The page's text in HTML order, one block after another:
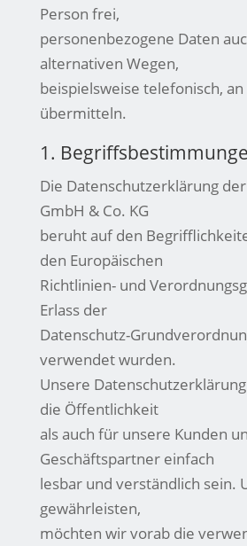
Person frei,
personenbezogene Daten
alternativen Wegen,
beispielsweise telefonisch, an
übermitteln.
1.
Die Datenschutzerklärung der
GmbH & Co. KG
beruht auf den
den Europäischen
Richtlinien- und
Erlass der
Datenschutz-
verwendet wurden.
Unsere
die Öffentlichkeit
als auch für unsere Kunden
Geschäftspartner einfach
lesbar und verständlich sein.
gewährleisten,
möchten wir vorab die